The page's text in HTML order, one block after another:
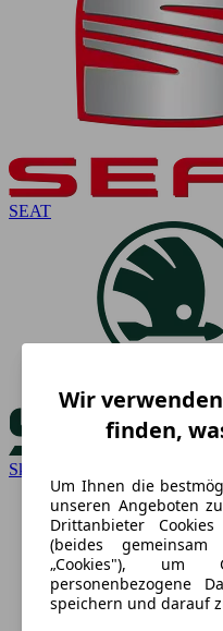
SEAT
Skoda
Wir
finden,
Um Ihnen die
unseren Angeboten
Drittanbieter
(beides
„Cookies"), um
personenbezogene
speichern und darauf